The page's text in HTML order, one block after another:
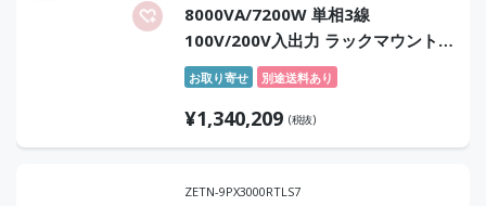
8000VA/7200W 単相3線
100V/200V入出力 ラックマウント
型 常時インバータ方式 正弦波
お取り寄せ 別途送料あり
¥1,340,209 (税抜)
ZETN-9PX3000RTLS7